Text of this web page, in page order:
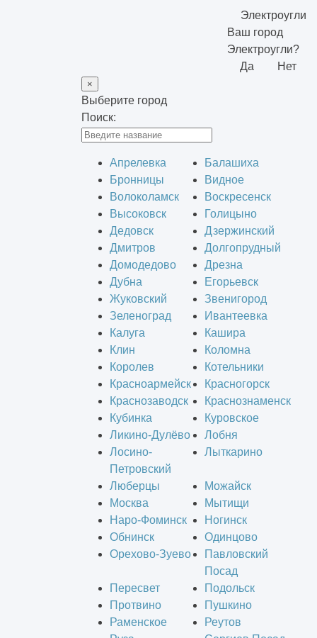
Электроугли
Ваш город
Электроугли?
Да
Нет
×
Выберите город
Поиск:
Апрелевка
Балашиха
Бронницы
Видное
Волоколамск
Воскресенск
Высоковск
Голицыно
Дедовск
Дзержинский
Дмитров
Долгопрудный
Домодедово
Дрезна
Дубна
Егорьевск
Жуковский
Звенигород
Зеленоград
Ивантеевка
Калуга
Кашира
Клин
Коломна
Королев
Котельники
Красноармейск
Красногорск
Краснозаводск
Краснознаменск
Кубинка
Куровское
Ликино-Дулёво
Лобня
Лосино-
Петровский
Лыткарино
Люберцы
Можайск
Москва
Мытищи
Наро-Фоминск
Ногинск
Обнинск
Одинцово
Орехово-Зуево
Павловский
Посад
Пересвет
Подольск
Протвино
Пушкино
Раменское
Реутов